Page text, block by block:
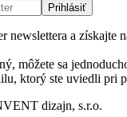
Prihlásiť
newslettera a získajte
môžete sa
ktorý ste uviedli pri
dizajn, s.r.o.